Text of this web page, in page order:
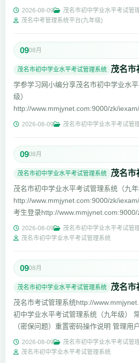
考生登录http://www.mmjynet.com:9000/
2026-08-09
茂名市初中学业水平考试管
茂名中考管理系统平台(九年级)
0908月
茂名市初中学业水平考试管理系统
学参学习网小编分享茂名市初中学业水
级）
http://www.mmjynet.com:9000/zk/
考生登录http://
2026-08-09 茂名市初中学业水平考试管
0908月
茂名市初中学业水平考试管理系统
茂名市初中学业水平考试管理系统（九年
http://www.mmjynet.com:9000/zk/
考生登录http://www.mmjynet.com:9000/
输入...2026-08-09
茂名市初中学业水平考试管
茂名市初中学业水平考试管理系统
0908月
茂名市初中学业水平考试管理系统
茂名市考试管理系统http://
初中学业水平考试管理系统（九年级）
（密保问题）重置密码操作说明 管理用
http...2026-08-09
茂名市初中学业水平考试管
茂名市初中学业水平考试管理系统